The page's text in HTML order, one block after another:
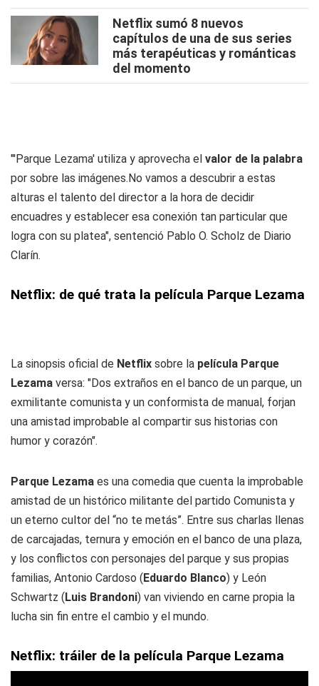
Netflix sumó 8 nuevos
capítulos de una de sus series
más terapéuticas y románticas
del momento
"'Parque Lezama' utiliza y aprovecha el valor de la palabra
por sobre las imágenes.No vamos a descubrir a estas
alturas el talento del director a la hora de decidir
encuadres y establecer esa conexión tan particular que
logra con su platea", sentenció Pablo O. Scholz de Diario
Clarín.
Netflix: de qué trata la película Parque Lezama
La sinopsis oficial de Netflix sobre la película Parque
Lezama versa: "Dos extraños en el banco de un parque, un
exmilitante comunista y un conformista de manual, forjan
una amistad improbable al compartir sus historias con
humor y corazón".
Parque Lezama es una comedia que cuenta la improbable
amistad de un histórico militante del partido Comunista y
un eterno cultor del “no te metás”. Entre sus charlas llenas
de carcajadas, ternura y emoción en el banco de una plaza,
y los conflictos con personajes del parque y sus propias
familias, Antonio Cardoso (Eduardo Blanco) y León
Schwartz (Luis Brandoni) van viviendo en carne propia la
lucha sin fin entre el cambio y el mundo.
Netflix: tráiler de la película Parque Lezama